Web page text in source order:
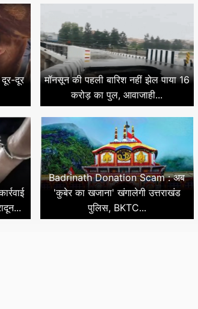
दूर
मॉनसून की पहली बारिश नहीं झेल पाया 16
करोड़ का पुल, आवाजाही...
Badrinath Donation Scam : अब
'कुबेर का खजाना' खंगालेगी उत्तराखंड
पुलिस, BKTC...